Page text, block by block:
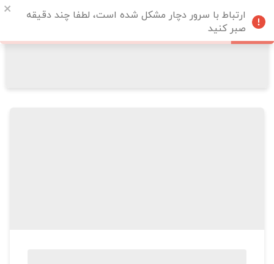
ارتباط با سرور دچار مشکل شده است، لطفا چند دقیقه
صبر کنید